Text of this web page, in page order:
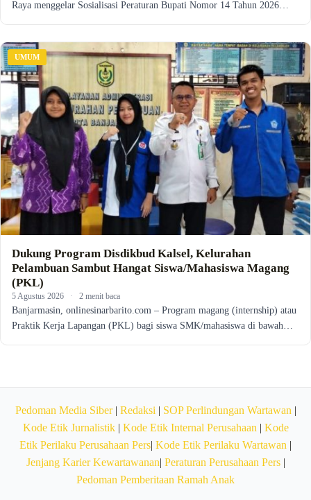
Raya menggelar Sosialisasi Peraturan Bupati Nomor 14 Tahun 2026…
UMUM
Dukung Program Disdikbud Kalsel, Kelurahan
Pelambuan Sambut Hangat Siswa/Mahasiswa Magang
(PKL)
5 Agustus 2026 · 2 menit baca
Banjarmasin, onlinesinarbarito.com – Program magang (internship) atau
Praktik Kerja Lapangan (PKL) bagi siswa SMK/mahasiswa di bawah…
Pedoman Media Siber| Redaksi | SOP Perlindungan Wartawan |
Kode Etik Jurnalistik| Kode Etik Internal Perusahaan | Kode
Etik Perilaku Perusahaan Pers| Kode Etik Perilaku Wartawan |
Jenjang Karier Kewartawanan| Peraturan Perusahaan Pers|
Pedoman Pemberitaan Ramah Anak